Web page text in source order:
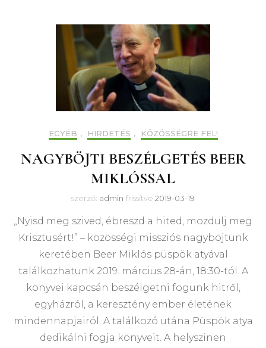
EGYÉB , HIRDETÉS , KÖZÖSSÉGRE FEL!
NAGYBÖJTI BESZÉLGETÉS BEER
MIKLÓSSAL
szerző: admin frissítve 2019-03-19
„Nyisd meg szived, ébreszd a hited, mozdulj meg
Krisztusért!” – közösségi missziós nagyböjtünk
keretében Beer Miklós püspök atyával
találkozhatunk 2019. március 28-án, 18:30-tól. A
könyvei kapcsán beszélgetni fogunk hitről,
egyházról, a keresztény ember életének
mindennapjairól. A találkozó utána Püspök atya
dedikálni fogja könyveit. A helyszinen